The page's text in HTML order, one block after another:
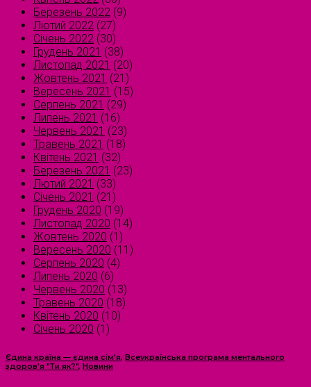
Березень 2022 (9)
Лютий 2022 (27)
Січень 2022 (30)
Грудень 2021 (38)
Листопад 2021 (20)
Жовтень 2021 (21)
Вересень 2021 (15)
Серпень 2021 (29)
Липень 2021 (16)
Червень 2021 (23)
Травень 2021 (18)
Квітень 2021 (32)
Березень 2021 (23)
Лютий 2021 (33)
Січень 2021 (21)
Грудень 2020 (19)
Листопад 2020 (14)
Жовтень 2020 (1)
Вересень 2020 (11)
Серпень 2020 (4)
Липень 2020 (6)
Червень 2020 (13)
Травень 2020 (18)
Квітень 2020 (10)
Січень 2020 (1)
Єдина країна — єдина сім’я, Всеукраїнська програма ментального
здоров'я "Ти як?", Новини